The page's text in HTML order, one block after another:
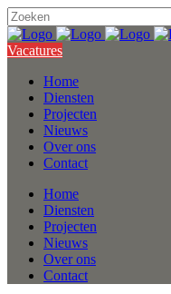
Vacatures
Home
Diensten
Projecten
Nieuws
Over ons
Contact
Home
Diensten
Projecten
Nieuws
Over ons
Contact